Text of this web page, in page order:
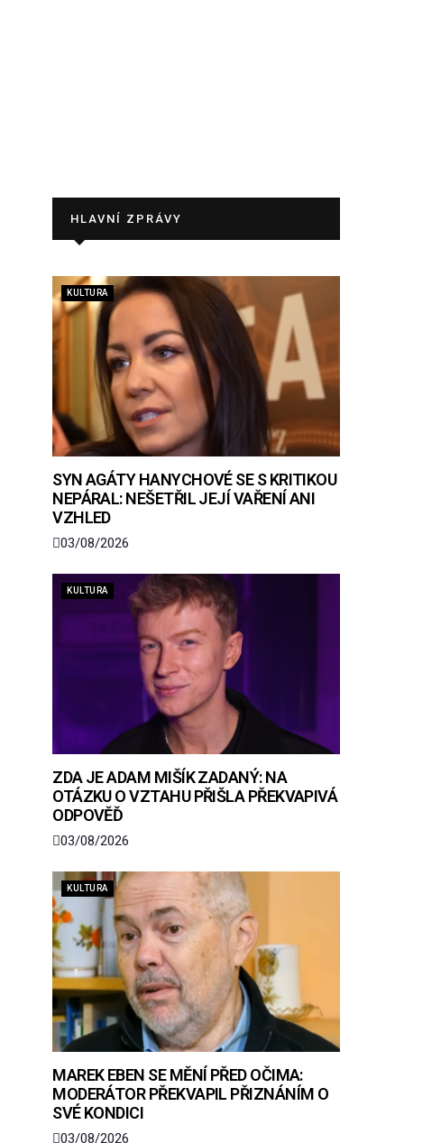
HLAVNÍ ZPRÁVY
KULTURA
SYN AGÁTY HANYCHOVÉ SE S KRITIKOU
NEPÁRAL: NEŠETŘIL JEJÍ VAŘENÍ ANI
VZHLED
03/08/2026
KULTURA
ZDA JE ADAM MIŠÍK ZADANÝ: NA
OTÁZKU O VZTAHU PŘIŠLA PŘEKVAPIVÁ
ODPOVĚĎ
03/08/2026
KULTURA
MAREK EBEN SE MĚNÍ PŘED OČIMA:
MODERÁTOR PŘEKVAPIL PŘIZNÁNÍM O
SVÉ KONDICI
03/08/2026